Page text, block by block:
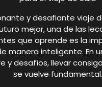
y desafiante viaje
mejor, una de las
que aprende es la
manera inteligente. En
y desafíos, llevar
se vuelve fundamental.